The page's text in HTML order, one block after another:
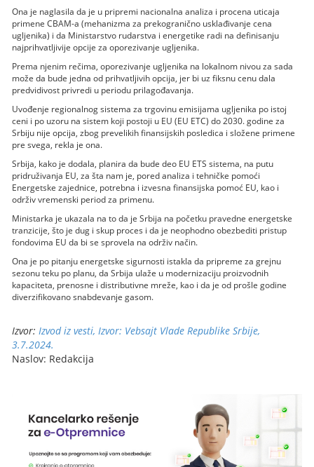
Ona je naglasila da je u pripremi nacionalna analiza i procena uticaja
primene CBAM-a (mehanizma za prekogranično usklađivanje cena
ugljenika) i da Ministarstvo rudarstva i energetike radi na definisanju
najprihvatljivije opcije za oporezivanje ugljenika.
Prema njenim rečima, oporezivanje ugljenika na lokalnom nivou za sada
može da bude jedna od prihvatljivih opcija, jer bi uz fiksnu cenu dala
predvidivost privredi u periodu prilagođavanja.
Uvođenje regionalnog sistema za trgovinu emisijama ugljenika po istoj
ceni i po uzoru na sistem koji postoji u EU (EU ETC) do 2030. godine za
Srbiju nije opcija, zbog prevelikih finansijskih posledica i složene primene
pre svega, rekla je ona.
Srbija, kako je dodala, planira da bude deo EU ETS sistema, na putu
pridruživanja EU, za šta nam je, pored analiza i tehničke pomoći
Energetske zajednice, potrebna i izvesna finansijska pomoć EU, kao i
održiv vremenski period za primenu.
Ministarka je ukazala na to da je Srbija na početku pravedne energetske
tranzicije, što je dug i skup proces i da je neophodno obezbediti pristup
fondovima EU da bi se sprovela na održiv način.
Ona je po pitanju energetske sigurnosti istakla da pripreme za grejnu
sezonu teku po planu, da Srbija ulaže u modernizaciju proizvodnih
kapaciteta, prenosne i distributivne mreže, kao i da je od prošle godine
diverzifikovano snabdevanje gasom.
Izvor:Izvod iz vesti, Izvor: Vebsajt Vlade Republike Srbije,
3.7.2024.
Naslov: Redakcija